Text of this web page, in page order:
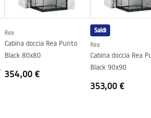
12W
24 mesi
Rea
Cabina doccia Rea Punto
Black 80x80
354,00 €
Saldi
Rea
Cabina doccia Rea
Black 90x90
353,00 €